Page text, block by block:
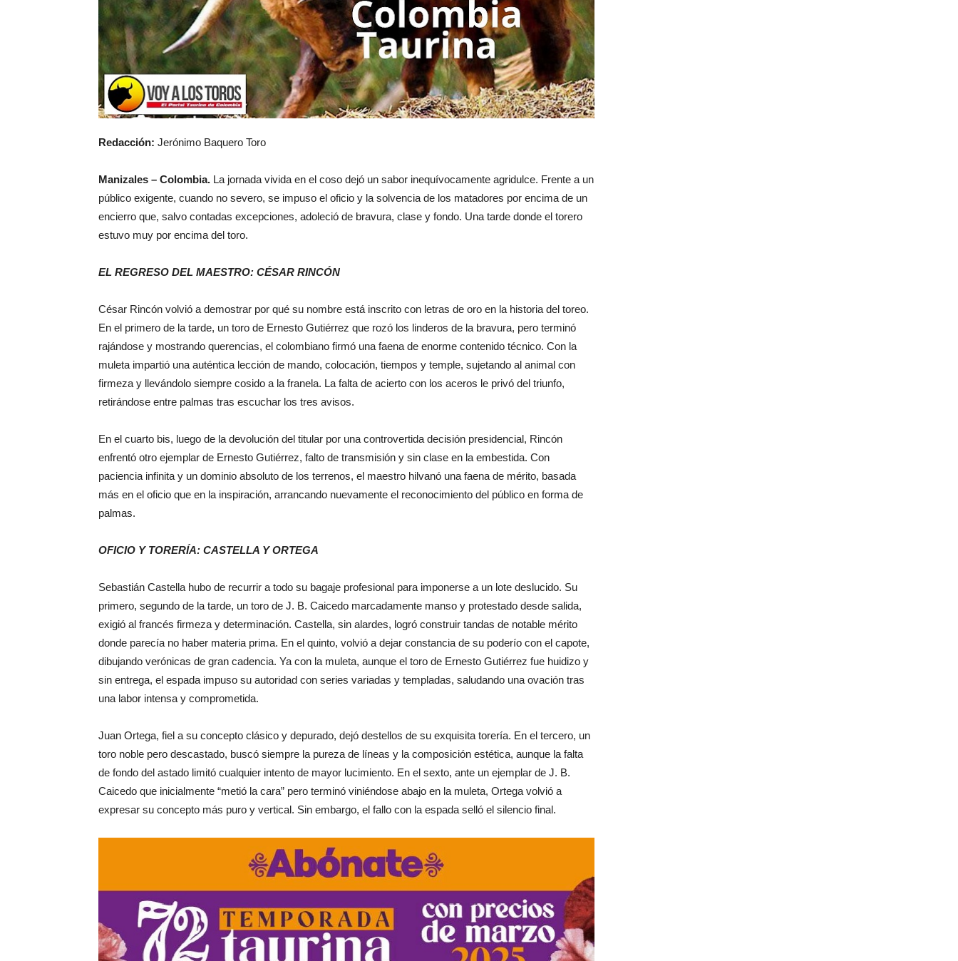
Redacción: Jerónimo Baquero Toro
Manizales – Colombia. La jornada vivida en el coso dejó un sabor inequívocamente agridulce. Frente a un
público exigente, cuando no severo, se impuso el oficio y la solvencia de los matadores por encima de un
encierro que, salvo contadas excepciones, adoleció de bravura, clase y fondo. Una tarde donde el torero
estuvo muy por encima del toro.
EL REGRESO DEL MAESTRO: CÉSAR RINCÓN
César Rincón volvió a demostrar por qué su nombre está inscrito con letras de oro en la historia del toreo.
En el primero de la tarde, un toro de Ernesto Gutiérrez que rozó los linderos de la bravura, pero terminó
rajándose y mostrando querencias, el colombiano firmó una faena de enorme contenido técnico. Con la
muleta impartió una auténtica lección de mando, colocación, tiempos y temple, sujetando al animal con
firmeza y llevándolo siempre cosido a la franela. La falta de acierto con los aceros le privó del triunfo,
retirándose entre palmas tras escuchar los tres avisos.
En el cuarto bis, luego de la devolución del titular por una controvertida decisión presidencial, Rincón
enfrentó otro ejemplar de Ernesto Gutiérrez, falto de transmisión y sin clase en la embestida. Con
paciencia infinita y un dominio absoluto de los terrenos, el maestro hilvanó una faena de mérito, basada
más en el oficio que en la inspiración, arrancando nuevamente el reconocimiento del público en forma de
palmas.
OFICIO Y TORERÍA: CASTELLA Y ORTEGA
Sebastián Castella hubo de recurrir a todo su bagaje profesional para imponerse a un lote deslucido. Su
primero, segundo de la tarde, un toro de J. B. Caicedo marcadamente manso y protestado desde salida,
exigió al francés firmeza y determinación. Castella, sin alardes, logró construir tandas de notable mérito
donde parecía no haber materia prima. En el quinto, volvió a dejar constancia de su poderío con el capote,
dibujando verónicas de gran cadencia. Ya con la muleta, aunque el toro de Ernesto Gutiérrez fue huidizo y
sin entrega, el espada impuso su autoridad con series variadas y templadas, saludando una ovación tras
una labor intensa y comprometida.
Juan Ortega, fiel a su concepto clásico y depurado, dejó destellos de su exquisita torería. En el tercero, un
toro noble pero descastado, buscó siempre la pureza de líneas y la composición estética, aunque la falta
de fondo del astado limitó cualquier intento de mayor lucimiento. En el sexto, ante un ejemplar de J. B.
Caicedo que inicialmente “metió la cara” pero terminó viniéndose abajo en la muleta, Ortega volvió a
expresar su concepto más puro y vertical. Sin embargo, el fallo con la espada selló el silencio final.